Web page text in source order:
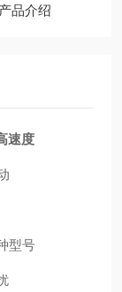
品介绍
速度
型号